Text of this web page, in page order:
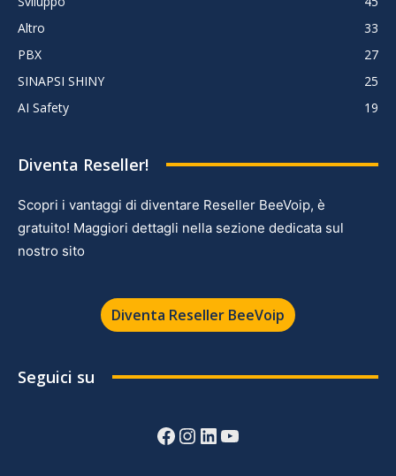
Altro
33
PBX
27
SINAPSI SHINY
25
AI Safety
19
Diventa Reseller!
Scopri i vantaggi di diventare Reseller BeeVoip, è
gratuito! Maggiori dettagli nella sezione dedicata sul
nostro sito
Diventa Reseller BeeVoip
Seguici su
Facebook
Instagram
LinkedIn
YouTube